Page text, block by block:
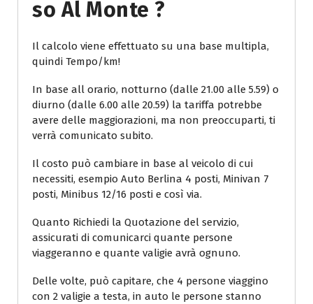
So Al Monte ?
Il calcolo viene effettuato su una base multipla,
quindi Tempo/km!
In base all orario, notturno (dalle 21.00 alle 5.59) o
diurno (dalle 6.00 alle 20.59) la tariffa potrebbe
avere delle maggiorazioni, ma non preoccuparti, ti
verrà comunicato subito.
Il costo può cambiare in base al veicolo di cui
necessiti, esempio Auto Berlina 4 posti, Minivan 7
posti, Minibus 12/16 posti e così via.
Quanto Richiedi la Quotazione del servizio,
assicurati di comunicarci quante persone
viaggeranno e quante valigie avrà ognuno.
Delle volte, può capitare, che 4 persone viaggino
con 2 valigie a testa, in auto le persone stanno